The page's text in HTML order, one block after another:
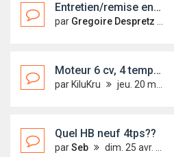
Entretien/remise en route HB 2 temps
par Gregoire Despretz
Moteur 6 cv, 4 temps, bicylindre, démarrage électrique
par KiluKru jeu. 20 mai 2010 10:44
Quel HB neuf 4tps??
parSeb dim. 25 avr. 2010 14:34